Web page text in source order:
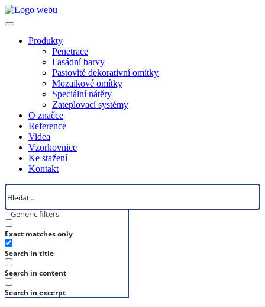
Produkty
Penetrace
Fasádní barvy
Pastovité dekorativní omítky
Mozaikové omítky
Speciální nátěry
Zateplovací systémy
O značce
Reference
Videa
Vzorkovnice
Ke stažení
Kontakt
Generic filters
Exact matches only
Search in title
Search in content
Search in excerpt